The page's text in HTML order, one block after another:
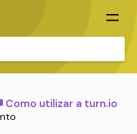
​Como utilizar a turn.io